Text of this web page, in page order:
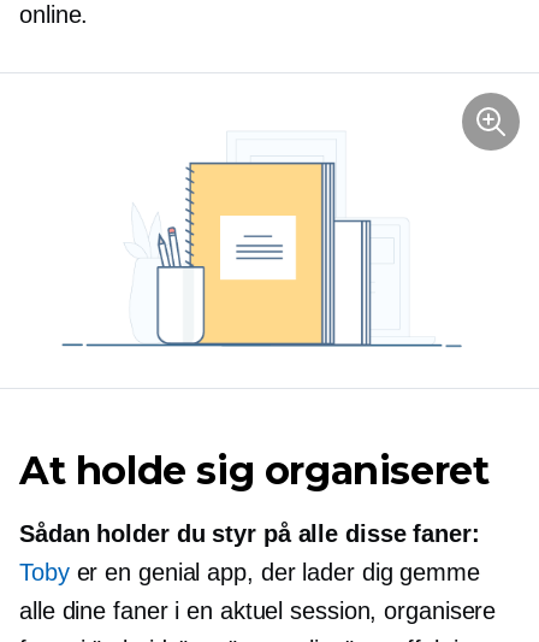
online.
At holde sig organiseret
Sådan holder du styr på alle disse faner:
Tobyer en genial app, der lader dig gemme
alle dine faner i en aktuel session, organisere